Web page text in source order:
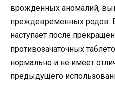
врожденных аномалий,
преждевременных родов.
наступает после
противозачаточных
нормально и не имеет
предыдущего